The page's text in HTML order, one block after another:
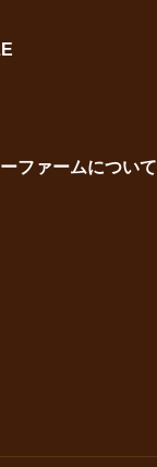
ファームについて